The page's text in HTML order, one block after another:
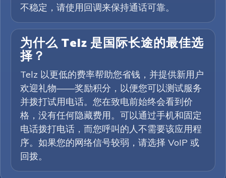
不稳定，请使用回调来保持通话可靠。
为什么 Telz 是国际长途的最佳选
择？
Telz 以更低的费率帮助您省钱，并提供新用户
欢迎礼物——奖励积分，以便您可以测试服务
并拨打试用电话。您在致电前始终会看到价
格，没有任何隐藏费用。可以通过手机和固定
电话拨打电话，而您呼叫的人不需要该应用程
序。如果您的网络信号较弱，请选择 VoIP 或
回拨。